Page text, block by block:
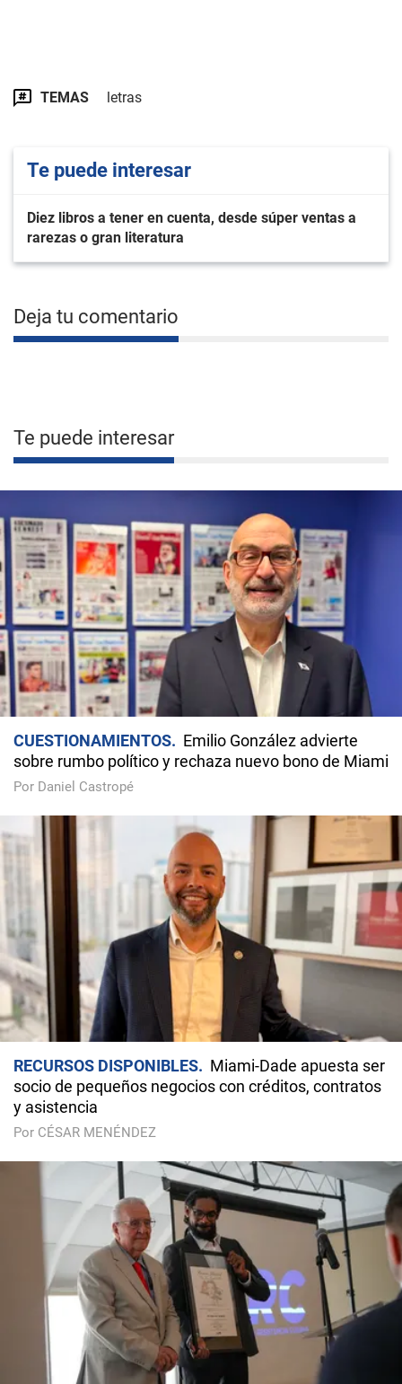
TEMAS letras
Te puede interesar
Diez libros a tener en cuenta, desde súper ventas a
rarezas o gran literatura
Deja tu comentario
Te puede interesar
CUESTIONAMIENTOS
Emilio González advierte
sobre rumbo político y rechaza nuevo bono de Miami
Por Daniel Castropé
RECURSOS DISPONIBLES
Miami-Dade apuesta ser
socio de pequeños negocios con créditos, contratos
y asistencia
Por CÉSAR MENÉNDEZ